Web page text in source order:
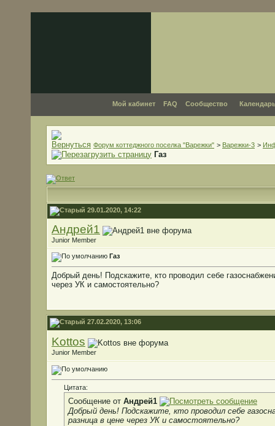
Мой кабинет FAQ Сообщество
Форум коттеджного поселка "Варежки" > Варежки-3 >
Газ
29.01.2020, 14:22
Андрей1
Junior Member
Газ
Добрый день! Подскажите, кто проводил себе
через УК и самостоятельно?
27.02.2020, 13:06
Kottos
Junior Member
Цитата:
Сообщение от Андрей1
Добрый день! Подскажите, кто проводил себе
разница в цене через УК и самостоятельно?